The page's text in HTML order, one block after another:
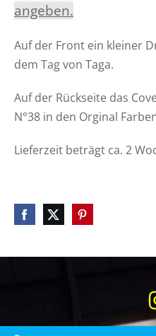
angeben.
Auf der Front ein kleiner
dem Tag von Taga.
Auf der Rückseite das
N°38 in den Orginal
Lieferzeit beträgt ca. 2